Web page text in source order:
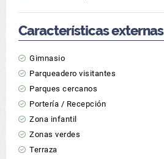
Características externas
Gimnasio
Parqueadero visitantes
Parques cercanos
Portería / Recepción
Zona infantil
Zonas verdes
Terraza